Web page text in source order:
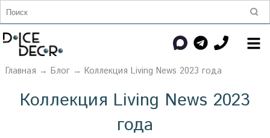
Главная → Блог→ Коллекция Living News 2023 года
Коллекция Living News 2023
года